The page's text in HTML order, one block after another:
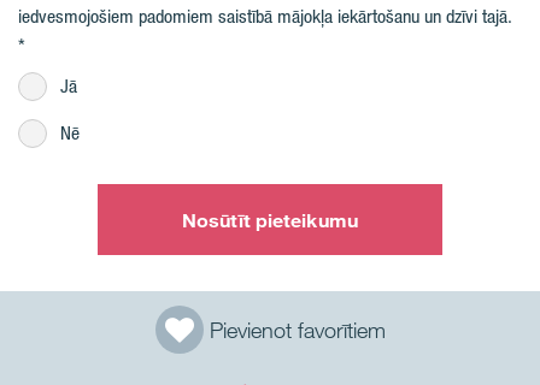
Pievienot favorītiem
iedvesmojošiem padomiem saistībā mājokļa iekārtošanu un dzīvi tajā.
Jā
Nē
Nosūtīt pieteikumu